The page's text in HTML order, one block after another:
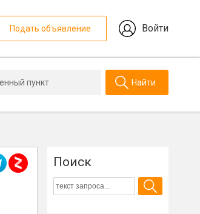
Подать объявление Войти
Найти
Поиск